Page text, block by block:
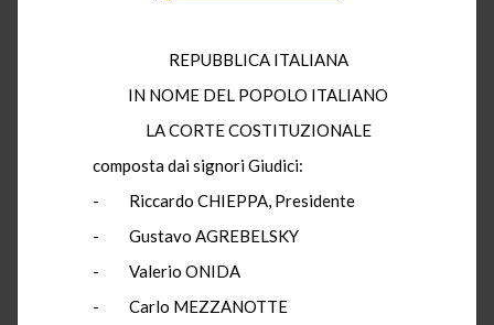
REPUBBLICA ITALIANA
IN NOME DEL POPOLO ITALIANO
LA CORTE COSTITUZIONALE
composta dai signori Giudici:
- Riccardo CHIEPPA, Presidente
- Gustavo AGREBELSKY
- Valerio ONIDA
- Carlo MEZZANOTTE